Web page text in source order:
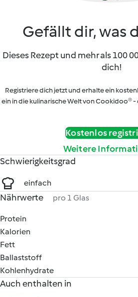
Gefällt dir, was
Dieses Rezept und mehr als 100
dich!
Registriere dich jetzt und erhalte ein
ein in die kulinarische Welt von Cookidoo®
Kostenlos
Weitere
Schwierigkeitsgrad
einfach
Nährwerte pro 1 Glas
Protein
Kalorien
Fett
Ballaststoff
Kohlenhydrate
Auch enthalten in